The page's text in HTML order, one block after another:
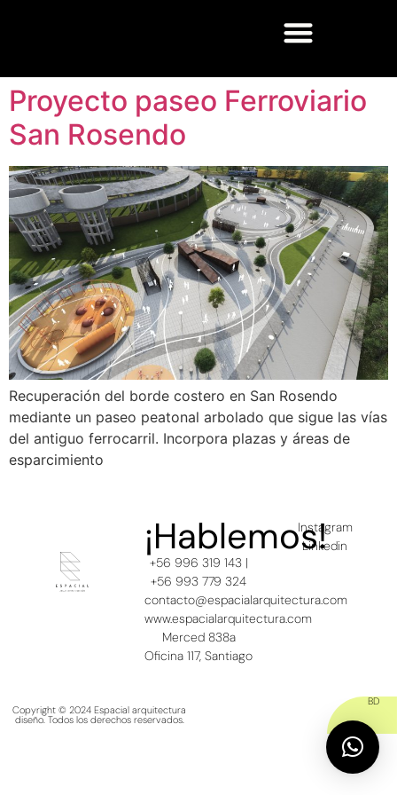
Proyecto paseo Ferroviario
San Rosendo
Recuperación del borde costero en San Rosendo
mediante un paseo peatonal arbolado que sigue las vías
del antiguo ferrocarril. Incorpora plazas y áreas de
esparcimiento
¡Hablemos!
+56 996 319 143 |
+56 993 779 324
contacto@espacialarquitectura.com
www.espacialarquitectura.com
Merced 838a
Oficina 117, Santiago
Instagram
Linkedin
Copyright © 2024 Espacial arquitectura
diseño. Todos los derechos reservados.
BD